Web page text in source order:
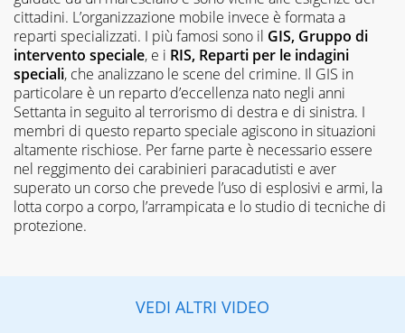
cittadini. L’organizzazione mobile invece è formata a
reparti specializzati. I più famosi sono il GIS, Gruppo di
intervento speciale, e i RIS, Reparti per le indagini
speciali, che analizzano le scene del crimine. Il GIS in
particolare è un reparto d’eccellenza nato negli anni
Settanta in seguito al terrorismo di destra e di sinistra. I
membri di questo reparto speciale agiscono in situazioni
altamente rischiose. Per farne parte è necessario essere
nel reggimento dei carabinieri paracadutisti e aver
superato un corso che prevede l’uso di esplosivi e armi, la
lotta corpo a corpo, l’arrampicata e lo studio di tecniche di
protezione.
VEDI ALTRI VIDEO